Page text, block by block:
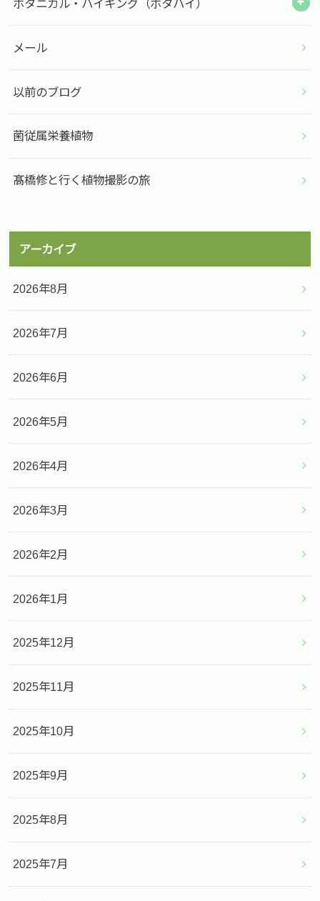
ボタニカル・ハイキング（ボタハイ）
メール
以前のブログ
菌従属栄養植物
髙橋修と行く植物撮影の旅
アーカイブ
2026年8月
2026年7月
2026年6月
2026年5月
2026年4月
2026年3月
2026年2月
2026年1月
2025年12月
2025年11月
2025年10月
2025年9月
2025年8月
2025年7月